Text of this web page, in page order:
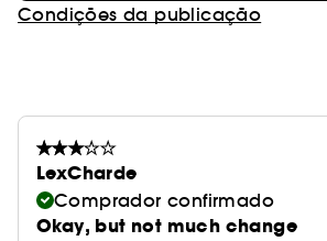
Condições da publicação
LexCharde
Comprador confirmado
Okay, but not much change